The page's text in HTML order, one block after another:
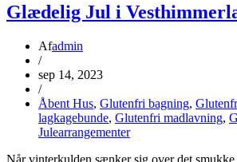
Glædelig Jul i
Afadmin
/
sep 14, 2023
/
Åbent Hus, Glutenfri bagning,
lagkagebunde, Glutenfri madlavning,
Julearrangementer
Når vinterkulden sænker sig over det